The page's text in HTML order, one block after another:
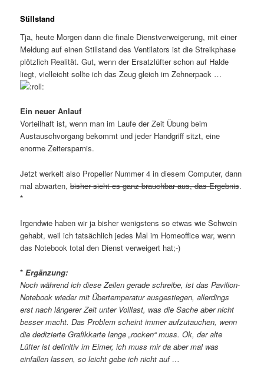
Stillstand
Tja, heute Morgen dann die finale Dienstverweigerung, mit einer
Meldung auf einen Stillstand des Ventilators ist die Streikphase
plötzlich Realität. Gut, wenn der Ersatzlüfter schon auf Halde
liegt, vielleicht sollte ich das Zeug gleich im Zehnerpack …
Ein neuer Anlauf
Vorteilhaft ist, wenn man im Laufe der Zeit Übung beim
Austauschvorgang bekommt und jeder Handgriff sitzt, eine
enorme Zeitersparnis.
Jetzt werkelt also Propeller Nummer 4 in diesem Computer, dann
mal abwarten,bisher sieht es ganz brauchbar aus, das Ergebnis.
*
Irgendwie haben wir ja bisher wenigstens so etwas wie Schwein
gehabt, weil ich tatsächlich jedes Mal im Homeoffice war, wenn
das Notebook total den Dienst verweigert hat;-)
*Ergänzung:
Noch während ich diese Zeilen gerade schreibe, ist das Pavilion-
Notebook wieder mit Übertemperatur ausgestiegen, allerdings
erst nach längerer Zeit unter Volllast, was die Sache aber nicht
besser macht. Das Problem scheint immer aufzutauchen, wenn
die dedizierte Grafikkarte lange „rocken“ muss. Ok, der alte
Lüfter ist definitiv im Eimer, ich muss mir da aber mal was
einfallen lassen, so leicht gebe ich nicht auf …